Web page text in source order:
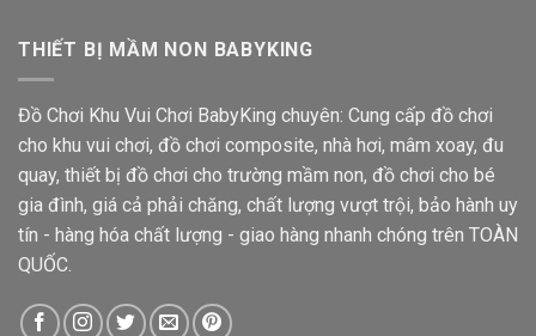
THIẾT BỊ MẦM NON BABYKING
Đồ Chơi Khu Vui Chơi BabyKing chuyên: Cung cấp đồ chơi
cho khu vui chơi, đồ chơi composite, nhà hơi, mâm xoay, đu
quay, thiết bị đồ chơi cho trường mầm non, đồ chơi cho bé
gia đình, giá cả phải chăng, chất lượng vượt trội, bảo hành uy
tín - hàng hóa chất lượng - giao hàng nhanh chóng trên TOÀN
QUỐC.